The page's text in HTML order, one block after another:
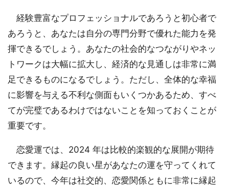
経験豊富なプロフェッショナルであろうと初心者で
あろうと、あなたは自分の専門分野で優れた能力を発
揮できるでしょう。あなたの社会的なつながりやネッ
トワークは大幅に拡大し、経済的な見通しは非常に満
足できるものになるでしょう。ただし、全体的な幸福
に影響を与える不利な側面もいくつかあるため、すべ
てが完璧であるわけではないことを知っておくことが
重要です。
恋愛運では、2024 年は比較的楽観的な展開が期待
できます。縁起の良い星があなたの運を守ってくれて
いるので、今年は社交的、恋愛関係ともに非常に縁起